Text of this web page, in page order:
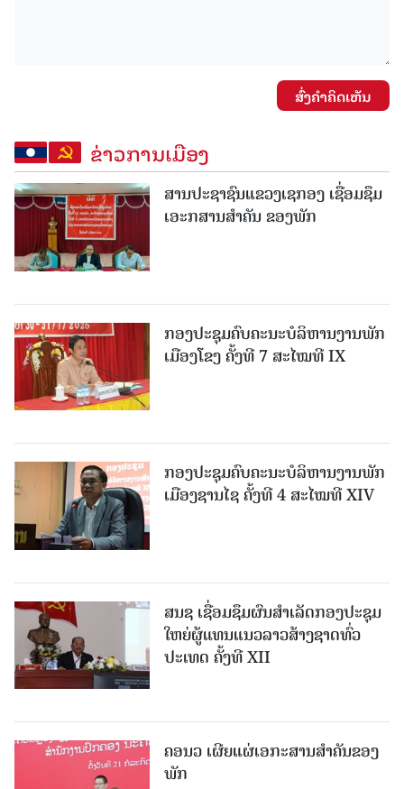
ສົ່ງຄໍາຄິດເຫັນ
ຂ່າວການເມືອງ
ສານປະຊາຊົນແຂວງເຊກອງ ເຊື່ອມຊຶມ
ເອະກສານສໍາຄັນ ຂອງພັກ
ກອງປະຊຸມຄົບຄະນະບໍລິຫານງານພັກ
ເມືອງໂຂງ ຄັ້ງທີ 7 ສະໄໝທີ IX
ກອງປະຊຸມຄົບຄະນະບໍລິຫານງານພັກ
ເມືອງຊານ​ໄຊ ຄັ້ງທີ 4 ສະໄໝທີ XIV
ສນຊ ເຊື່ອມຊຶມຜົນສໍາເລັດກອງປະຊຸມ
ໃຫຍ່ຜູ້ແທນແນວລາວສ້າງຊາດທົ່ວ
ປະເທດ ຄັ້ງທີ XII
ຄອນວ ເຜີຍແຜ່ເອກະສານສໍາຄັນຂອງ
ພັກ